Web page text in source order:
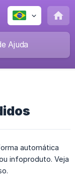
automática
infoproduto. Veja